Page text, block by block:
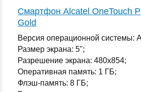
Смартфон Alcatel OneTouch
Gold
Версия операционной системы:
Размер экрана: 5";
Разрешение экрана: 480x854;
Оперативная память: 1 ГБ;
Флэш-память: 8 ГБ;